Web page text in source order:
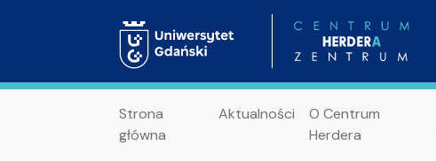
Strona
główna
Aktualności
O Centrum
Herdera